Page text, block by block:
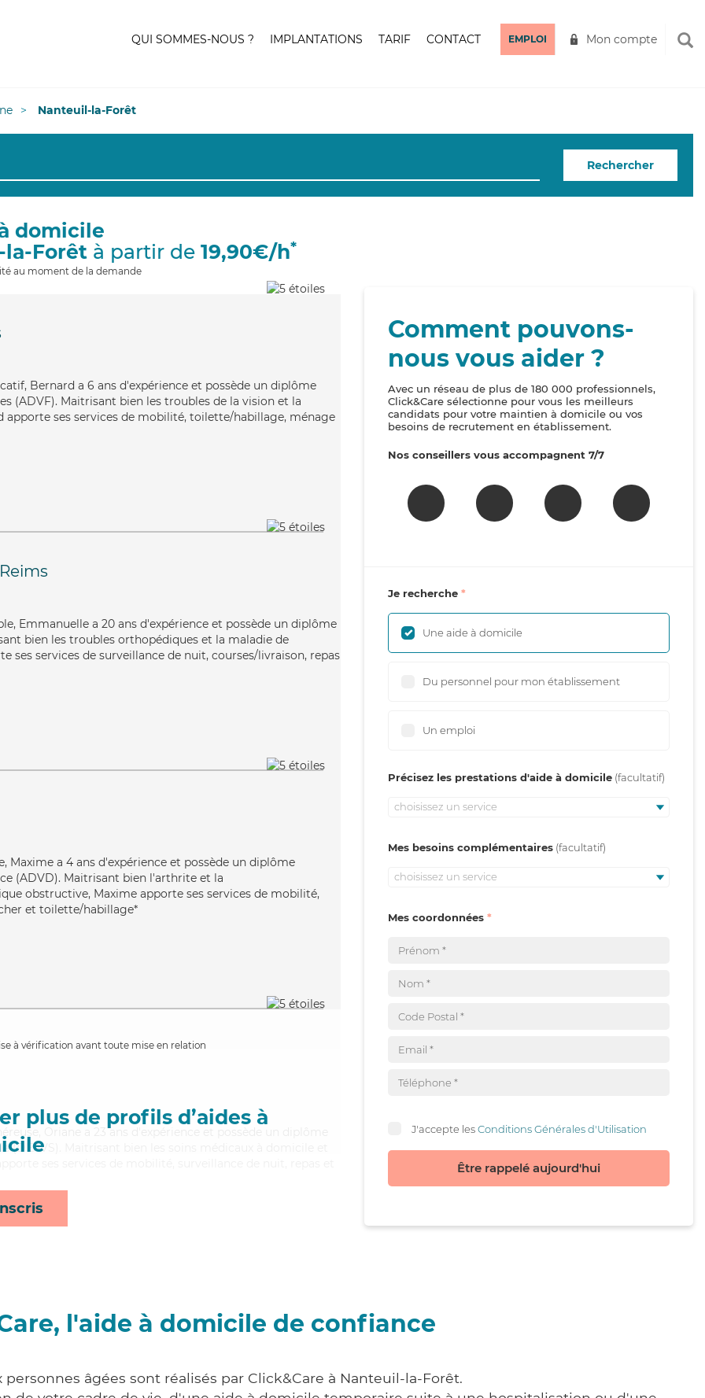
QUI SOMMES-NOUS ? IMPLANTATIONS TARIF CONTACT EMPLOI Mon compte
Nanteuil-la-Forêt
Rechercher
domicile
la-Forêt à partir de 19,90€/h*
au moment de la demande
Bernard a 6 ans d'expérience et possède un diplôme
(ADVF). Maitrisant bien les troubles de la vision et la
apporte ses services de mobilité, toilette/habillage, ménage
Reims
Emmanuelle a 20 ans d'expérience et possède un diplôme
bien les troubles orthopédiques et la maladie de
ses services de surveillance de nuit, courses/livraison, repas
Maxime a 4 ans d'expérience et possède un diplôme
(ADVD). Maitrisant bien l'arthrite et la
obstructive, Maxime apporte ses services de mobilité,
et toilette/habillage*
à vérification avant toute mise en relation
plus de profils d’aides à
Oriane a 23 ans d'expérience et possède un diplôme
(DEAVS). Maitrisant bien les soins médicaux à domicile et
Comment pouvons-
nous vous aider ?
Avec un réseau de plus de 180 000 professionnels,
Click&Care sélectionne pour vous les meilleurs
candidats pour votre maintien à domicile ou vos
besoins de recrutement en établissement.
Nos conseillers vous accompagnent 7/7
Je recherche
Une aide à domicile
Du personnel pour mon établissement
Un emploi
Précisez les prestations d'aide à domicile
choisissez un service
Mes besoins complémentaires
choisissez un service
Mes coordonnées
J'accepte lesConditions Générales d'Utilisation
Être rappelé aujourd'hui
l'aide à domicile de confiance
personnes âgées sont réalisés par Click&Care à Nanteuil-la-Forêt.